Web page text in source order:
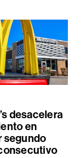
desacelera
en
segundo